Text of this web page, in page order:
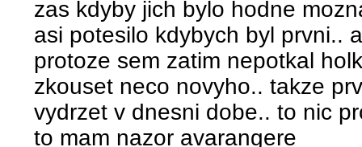
zas kdyby jich bylo hodne
asi potesilo kdybych byl prvni..
protoze sem zatim nepotkal
zkouset neco novyho.. takze
vydrzet v dnesni dobe.. to nic
to mam nazor avarangere